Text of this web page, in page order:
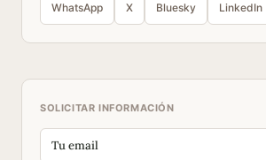
WhatsApp X Bluesky LinkedIn
SOLICITAR INFORMACIÓN